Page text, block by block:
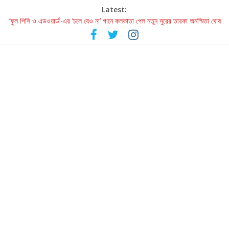
Latest:
‘ফুল পিসি ও এডওয়ার্ড’-এর ‘চলে যেও না’ গানে কলকাতা পেল নতুন সুরের তারকা অনস্মিতা ঘোষ
রবীন্দ্রনাথ ও গুলজারের সৃষ্টির মেলবন্ধনে মুগ্ধ করল ‘দুই তারার দোতারা’
কলের গান থেকে রীলস্ — বাঙালির গান শোনার বিবর্তনের গল্প